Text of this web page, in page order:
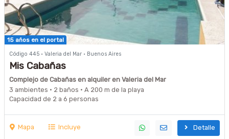
15 años en el portal
Código 445 · Valeria del Mar · Buenos Aires
Mis Cabañas
Complejo de Cabañas en alquiler en Valeria del Mar
3 ambientes · 2 baños · A 200 m de la playa
Capacidad de 2 a 6 personas
Mapa Incluye Detalle